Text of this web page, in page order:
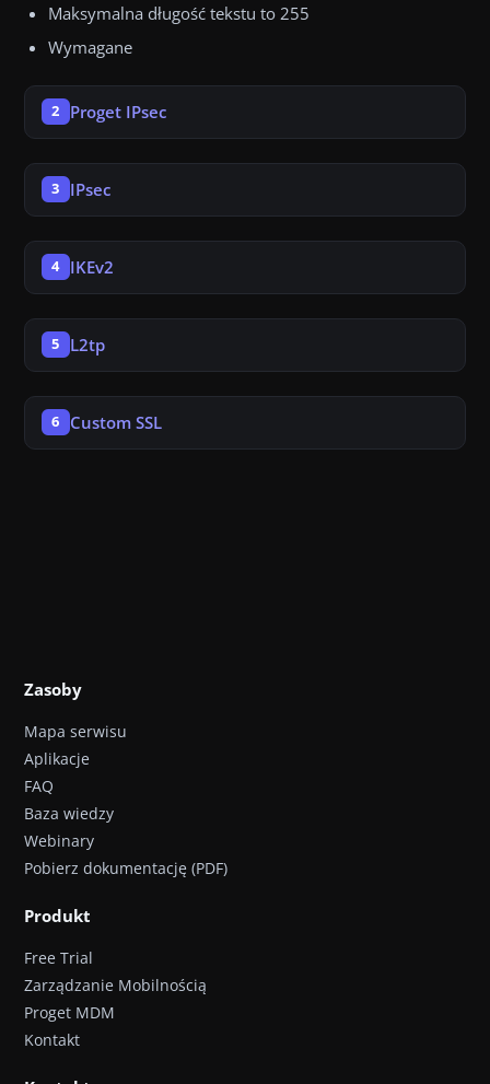
Maksymalna długość tekstu to 255
Wymagane
2 Proget IPsec
3 IPsec
4 IKEv2
5 L2tp
6 Custom SSL
Zasoby
Mapa serwisu
Aplikacje
FAQ
Baza wiedzy
Webinary
Pobierz dokumentację (PDF)
Produkt
Free Trial
Zarządzanie Mobilnością
Proget MDM
Kontakt